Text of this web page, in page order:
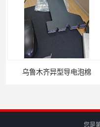
乌鲁木齐异型导电泡棉
您是